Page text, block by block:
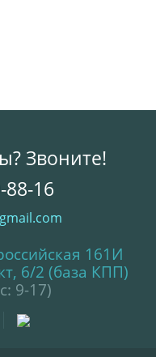
Звоните!
88-16
161И
6/2 (база КПП)
9-17)